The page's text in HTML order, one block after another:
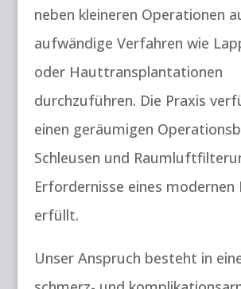
neben kleineren Operationen
aufwändige Verfahren wie
oder Hauttransplantationen
durchzuführen. Die Praxis
einen geräumigen
Schleusen und
Erfordernisse eines modernen
erfüllt.
Unser Anspruch besteht in